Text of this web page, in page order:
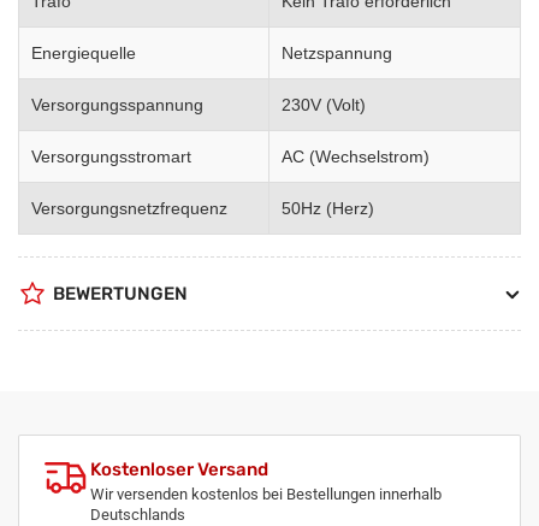
Energiequelle Netzspannung
Versorgungsspannung 230V (Volt)
Versorgungsstromart AC (Wechselstrom)
Versorgungsnetzfrequenz 50Hz (Herz)
BEWERTUNGEN
Kostenloser Versand
Wir versenden kostenlos bei Bestellungen innerhalb
Deutschlands